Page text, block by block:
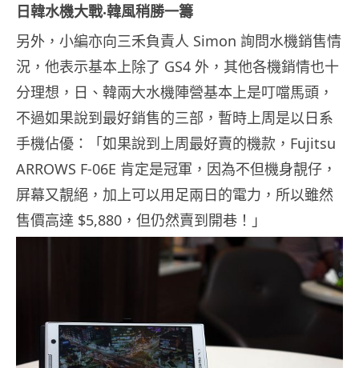
日韓水機大戰‧韓風稍勝一籌
另外，小編亦向三禾負責人 Simon 詢問水機銷售情
況，他表示基本上除了 GS4 外，其他各機銷情也十
分理想，日、韓兩大水機陣營基本上是叮噹馬頭，
不過如果說到最好銷售的三部，暫時上周是以日系
手機佔優：「如果說到上周最好賣的機款，Fujitsu
ARROWS F-06E 肯定是冠軍，因為不但機身靚仔，
屏幕又靚絕，加上可以用足兩日的電力，所以雖然
售價高達 $5,880，但仍然賣到開巷！」